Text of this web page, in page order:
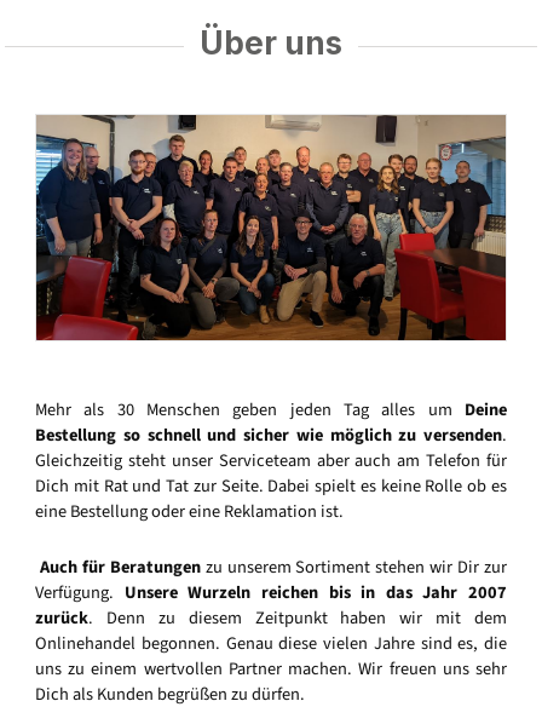
Über uns
Mehr als 30 Menschen geben jeden Tag alles um Deine
Bestellung so schnell und sicher wie möglich zu versenden.
Gleichzeitig steht unser Serviceteam aber auch am Telefon für
Dich mit Rat und Tat zur Seite. Dabei spielt es keine Rolle ob es
eine Bestellung oder eine Reklamation ist.
Auch für Beratungenzu unserem Sortiment stehen wir Dir zur
Verfügung. Unsere Wurzeln reichen bis in das Jahr 2007
zurück. Denn zu diesem Zeitpunkt haben wir mit dem
Onlinehandel begonnen. Genau diese vielen Jahre sind es, die
uns zu einem wertvollen Partner machen. Wir freuen uns sehr
Dich als Kunden begrüßen zu dürfen.